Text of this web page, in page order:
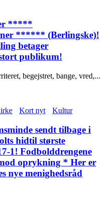
*****
****** (Berlingske)!
betager
publikum!
begejstret, bange, vred,...
Kort nyt Kultur
sendt tilbage i
hidtil største
1! Fodbolddrengene
oprykning * Her er
nye menighedsråd